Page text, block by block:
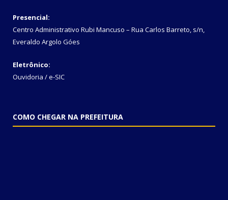
Presencial:
Centro Administrativo Rubi Mancuso – Rua Carlos Barreto, s/n,
Everaldo Argolo Góes
Eletrônico:
Ouvidoria /e-SIC
COMO CHEGAR NA PREFEITURA